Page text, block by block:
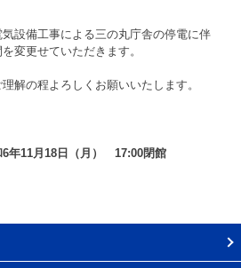
設備工事による三の丸庁舎の停電に伴
変更せていただきます。
解の程よろしくお願いいたします。
6年11月18日（月） 17:00閉館